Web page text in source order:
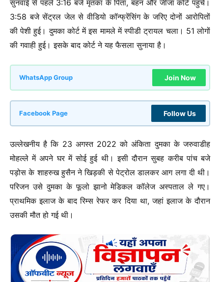
सुनवाई से पहले 3:16 बजे मृतका के पिता, बहन और जीजा कोर्ट पहुंचे।
3:58 बजे सेंट्रल जेल से वीडियो कॉन्फ्रेंसिंग के जरिए दोनों आरोपितों
की पेशी हुई। दुमका कोर्ट में इस मामले में स्पीडी ट्रायल चला। 51 लोगों
की गवाही हुई। इसके बाद कोर्ट ने यह फैसला सुनाया है।
WhatsApp Group Join Now
Facebook Page Follow Us
उल्लेखनीय है कि 23 अगस्त 2022 को अंकिता दुमका के जरुवाडीह
मोहल्ले में अपने घर में सोई हुई थी। इसी दौरान सुबह करीब पांच बजे
पड़ोस के शाहरुख हुसैन ने खिड़की से पेट्रोल डालकर आग लगा दी थी।
परिजन उसे दुमका के फूलो झानो मेडिकल कॉलेज अस्पताल ले गए।
प्राथमिक इलाज के बाद रिम्स रेफर कर दिया था, जहां इलाज के दौरान
उसकी मौत हो गई थी।